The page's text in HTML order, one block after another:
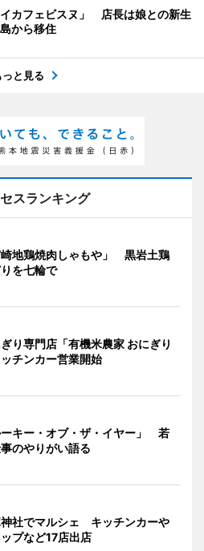
カフェビスヌ」 店長は娘との新生
から移住
っと見る
スランキング
地鶏焼肉しゃもや」 黒岩土鶏
を七輪で
り専門店「有機米農家 おにぎり
チンカー営業開始
キー・オブ・ザ・イヤー」 若
のやりがい語る
社でマルシェ キッチンカーや
プなど17店出店